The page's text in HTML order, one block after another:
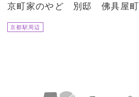
京町家のやど 別邸 佛具屋町
京都駅周辺